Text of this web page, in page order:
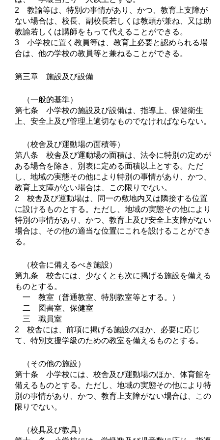
2 教諭等は、特別の事情があり、かつ、教育上支障が
ない場合は、校長、副校長若しくは教頭が兼ね、又は助
教諭若しくは講師をもって代えることができる。
3 小学校に置く教員等は、教育上必要と認められる場
合は、他の学校の教員等と兼ねることができる。
第三章 施設及び設備
（一般的基準）
第七条 小学校の施設及び設備は、指導上、保健衛生
上、安全上及び管理上適切なものでなければならない。
（校舎及び運動場の面積等）
第八条 校舎及び運動場の面積は、法令に特別の定めが
ある場合を除き、別表に定める面積以上とする。ただ
し、地域の実態その他により特別の事情があり、かつ、
教育上支障がない場合は、この限りでない。
2 校舎及び運動場は、同一の敷地内又は隣接する位置
に設けるものとする。ただし、地域の実態その他により
特別の事情があり、かつ、教育上及び安全上支障がない
場合は、その他の適当な位置にこれを設けることができ
る。
（校舎に備えるべき施設）
第九条 校舎には、少なくとも次に掲げる施設を備える
ものとする。
一 教室（普通教室、特別教室等とする。）
二 図書室、保健室
三 職員室
2 校舎には、前項に掲げる施設のほか、必要に応じ
て、特別支援学級のための教室を備えるものとする。
（その他の施設）
第十条 小学校には、校舎及び運動場のほか、体育館を
備えるものとする。ただし、地域の実態その他により特
別の事情があり、かつ、教育上支障がない場合は、この
限りでない。
（校具及び教具）